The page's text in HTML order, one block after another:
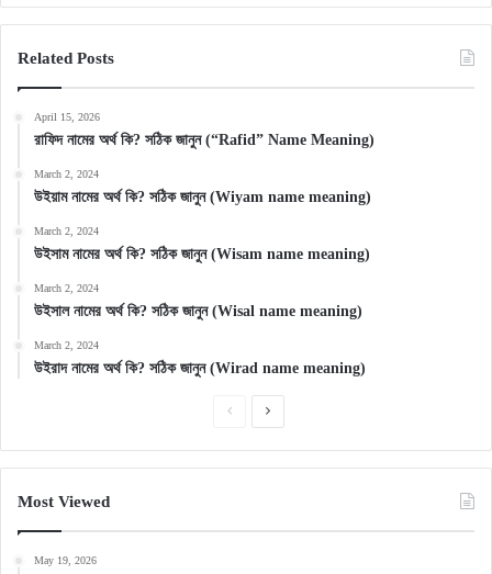
Related Posts
April 15, 2026
রাফিদ নামের অর্থ কি? সঠিক জানুন (“Rafid” Name Meaning)
March 2, 2024
উইয়াম নামের অর্থ কি? সঠিক জানুন (Wiyam name meaning)
March 2, 2024
উইসাম নামের অর্থ কি? সঠিক জানুন (Wisam name meaning)
March 2, 2024
উইসাল নামের অর্থ কি? সঠিক জানুন (Wisal name meaning)
March 2, 2024
উইরাদ নামের অর্থ কি? সঠিক জানুন (Wirad name meaning)
PreviousNext
Most Viewed
May 19, 2026